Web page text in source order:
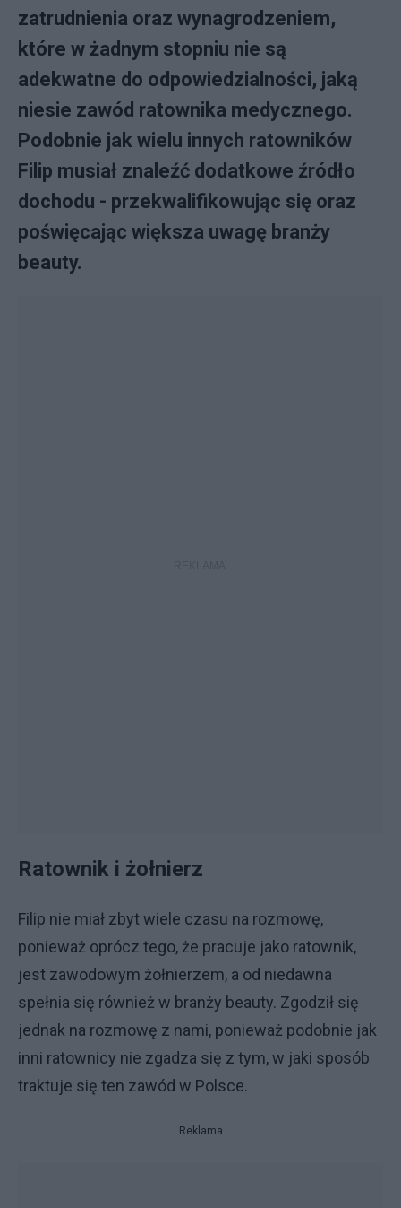
zatrudnienia oraz wynagrodzeniem,
które w żadnym stopniu nie są
adekwatne do odpowiedzialności, jaką
niesie zawód ratownika medycznego.
Podobnie jak wielu innych ratowników
Filip musiał znaleźć dodatkowe źródło
dochodu - przekwalifikowując się oraz
poświęcając większa uwagę branży
beauty.
Ratownik i żołnierz
Filip nie miał zbyt wiele czasu na rozmowę,
ponieważ oprócz tego, że pracuje jako ratownik,
jest zawodowym żołnierzem, a od niedawna
spełnia się również w branży beauty. Zgodził się
jednak na rozmowę z nami, ponieważ podobnie jak
inni ratownicy nie zgadza się z tym, w jaki sposób
traktuje się ten zawód w Polsce.
Reklama